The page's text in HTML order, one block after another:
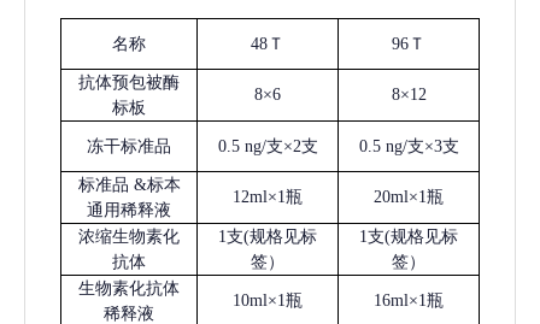
名称 48Ｔ 96Ｔ
抗体预包被酶
标板
8×6 8×12
冻干标准品 0.5 ng/支×2支 0.5 ng/支×3支
标准品 &标本
通用稀释液
12ml×1瓶 20ml×1瓶
浓缩生物素化
抗体
1支(规格见标
签）
1支(规格见标
签）
生物素化抗体
稀释液
10ml×1瓶 16ml×1瓶